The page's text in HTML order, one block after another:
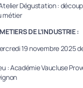
Dégustation :
métier
DE L’INDUSTRIE :
19 novembre 2025
: Académie Vaucluse